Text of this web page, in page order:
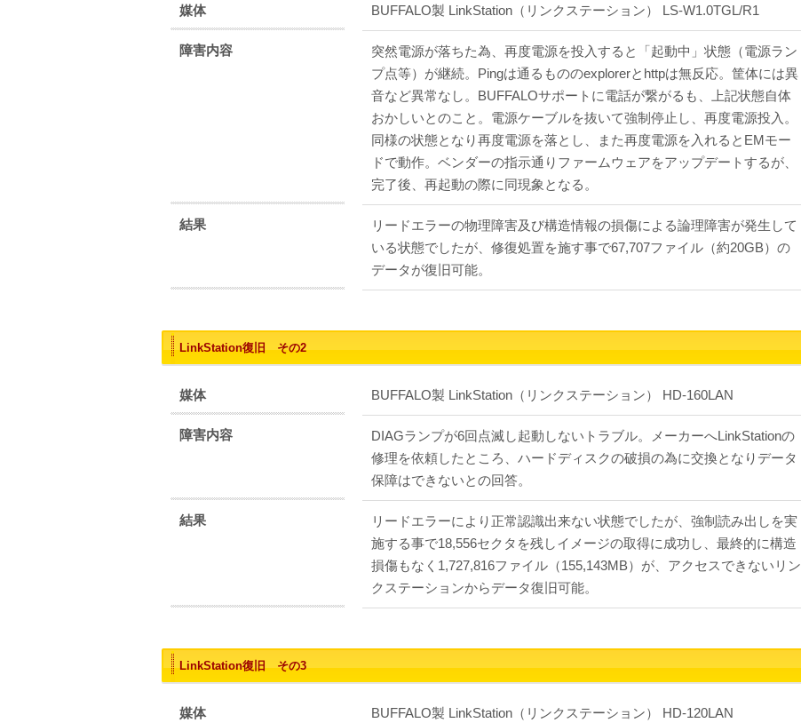
媒体 BUFFALO製 LinkStation（リンクステーション） LS-W1.0TGL/R1
障害内容
突然電源が落ちた為、再度電源を投入すると「起動中」状態（電源ラン
プ点等）が継続。Pingは通るもののexplorerとhttpは無反応。筐体には異
音など異常なし。BUFFALOサポートに電話が繋がるも、上記状態自体
おかしいとのこと。電源ケーブルを抜いて強制停止し、再度電源投入。
同様の状態となり再度電源を落とし、また再度電源を入れるとEMモー
ドで動作。ベンダーの指示通りファームウェアをアップデートするが、
完了後、再起動の際に同現象となる。
結果
リードエラーの物理障害及び構造情報の損傷による論理障害が発生して
いる状態でしたが、修復処置を施す事で67,707ファイル（約20GB）の
データが復旧可能。
LinkStation復旧 その2
媒体 BUFFALO製 LinkStation（リンクステーション） HD-160LAN
障害内容
DIAGランプが6回点滅し起動しないトラブル。メーカーへLinkStationの
修理を依頼したところ、ハードディスクの破損の為に交換となりデータ
保障はできないとの回答。
結果
リードエラーにより正常認識出来ない状態でしたが、強制読み出しを実
施する事で18,556セクタを残しイメージの取得に成功し、最終的に構造
損傷もなく1,727,816ファイル（155,143MB）が、アクセスできないリン
クステーションからデータ復旧可能。
LinkStation復旧 その3
媒体 BUFFALO製 LinkStation（リンクステーション） HD-120LAN